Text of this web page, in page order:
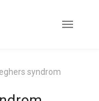
syndrom